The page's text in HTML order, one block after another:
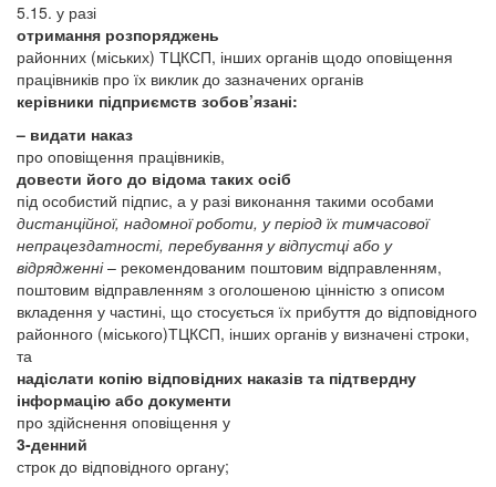
5.15. у разі
отримання розпоряджень
районних (міських) ТЦКСП, інших органів щодо оповіщення
працівників про їх виклик до зазначених органів
керівники підприємств зобов’язані:
– видати наказ
про оповіщення працівників,
довести його до відома таких осіб
під особистий підпис, а у разі виконання такими особами
дистанційної, надомної роботи, у період їх тимчасової
непрацездатності, перебування у відпустці або у
відрядженні– рекомендованим поштовим відправленням,
поштовим відправленням з оголошеною цінністю з описом
вкладення у частині, що стосується їх прибуття до відповідного
районного (міського)ТЦКСП, інших органів у визначені строки,
та
надіслати копію відповідних наказів та підтвердну
інформацію або документи
про здійснення оповіщення у
3-денний
строк до відповідного органу;